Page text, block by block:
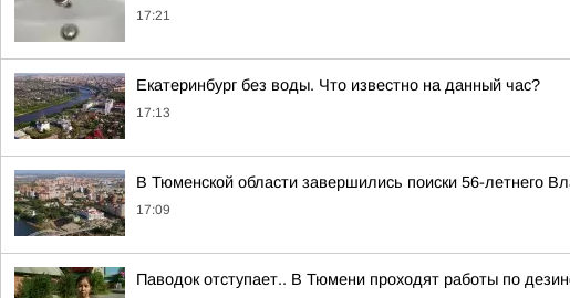
17:21
Екатеринбург без воды. Что известно на данный час?
17:13
В Тюменской области завершились поиски 56-летнего
17:09
Паводок отступает.. В Тюмени проходят работы по